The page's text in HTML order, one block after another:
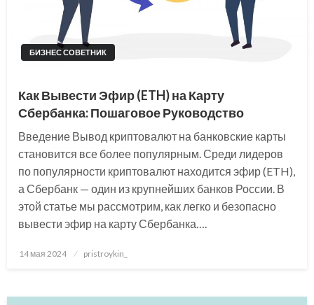
БИЗНЕС СОВЕТНИК
Как Вывести Эфир (ETH) на Карту
Сбербанка: Пошаговое Руководство
Введение Вывод криптовалют на банковские карты
становится все более популярным. Среди лидеров
по популярности криптовалют находится эфир (ETH),
а Сбербанк — один из крупнейших банков России. В
этой статье мы рассмотрим, как легко и безопасно
вывести эфир на карту Сбербанка….
Posted
14 мая 2024 pristroykin_